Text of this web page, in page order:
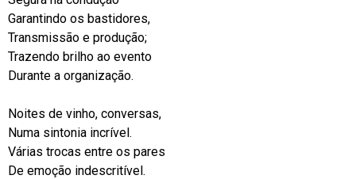
Garantindo os bastidores,
Transmissão e produção;
Trazendo brilho ao evento
Durante a organização.
Noites de vinho, conversas,
Numa sintonia incrível.
Várias trocas entre os pares
De emoção indescritível.